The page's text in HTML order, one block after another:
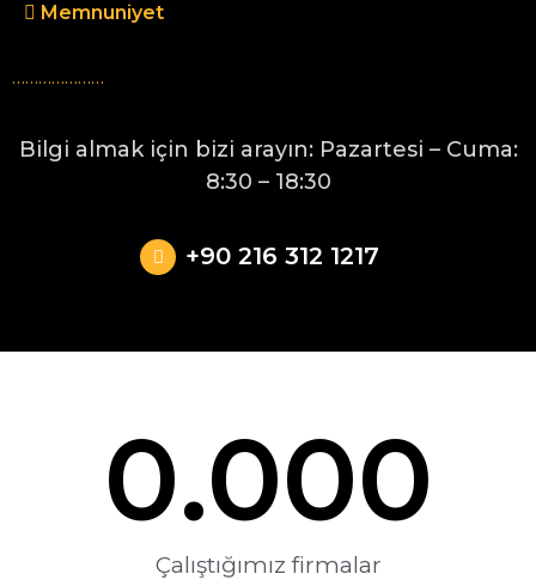
Memnuniyet
…………………
Bilgi almak için bizi arayın: Pazartesi – Cuma:
8:30 – 18:30
+90 216 312 1217
Çalıştığımız firmalar
0.000